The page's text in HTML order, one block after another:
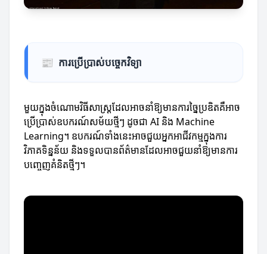
📰 ការប្រើប្រាស់បច្ចេកវិទ្យា
មួយក្នុងចំណោមវិធីសាស្ត្រដែលអាចនាំឱ្យមានការច្នៃប្រឌិតគឺអាច
ប្រើប្រាស់ឧបករណ៍សម័យថ្មីៗ ដូចជា AI និង Machine
Learning។ ឧបករណ៍ទាំងនេះអាចជួយអ្នកអាជីវកម្មក្នុងការ
វិភាគទិន្នន័យ និងទទួលបានព័ត៌មានដែលអាចជួយនាំឱ្យមានការ
បញ្ចេញគំនិតថ្មីៗ។